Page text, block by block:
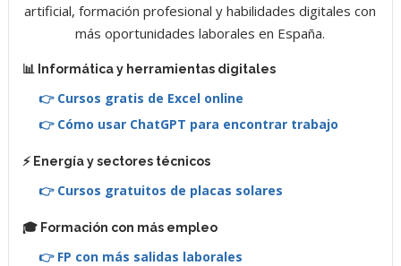
artificial, formación profesional y habilidades digitales con
más oportunidades laborales en España.
📊 Informática y herramientas digitales
👉 Cursos gratis de Excel online
👉 Cómo usar ChatGPT para encontrar trabajo
⚡ Energía y sectores técnicos
👉 Cursos gratuitos de placas solares
🎓 Formación con más empleo
👉 FP con más salidas laborales